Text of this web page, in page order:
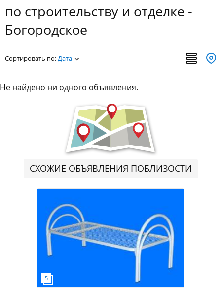
по строительству и отделке -
Богородское
Сортировать по:Дата
Не найдено ни одного объявления.
СХОЖИЕ ОБЪЯВЛЕНИЯ ПОБЛИЗОСТИ